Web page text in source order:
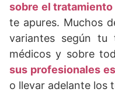
sobre el
te apures. Muchos
variantes según tu
médicos y sobre
sus profesionales
o llevar adelante los